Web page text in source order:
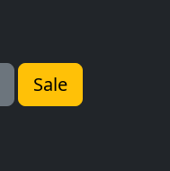
Sale